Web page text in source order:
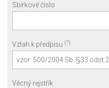
Sbírkové číslo
Vztah k předpisu (?)
Věcný rejstřík